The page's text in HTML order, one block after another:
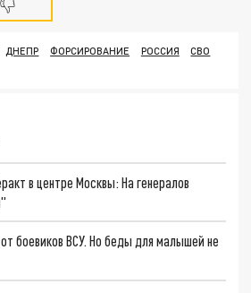
ДНЕПР ФОРСИРОВАНИЕ РОССИЯ
СВО
в центре Москвы: На генералов
боевиков ВСУ. Но беды для малышей не